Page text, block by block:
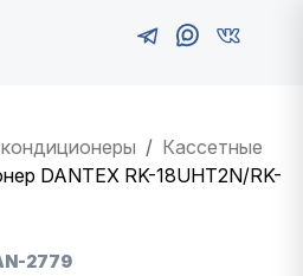
Кассетные
DANTEX RK-18UHT2N/RK-
2779